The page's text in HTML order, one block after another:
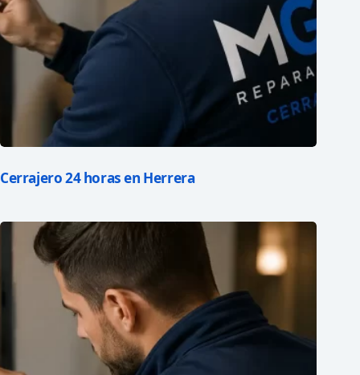
Cerrajero 24 horas en Herrera